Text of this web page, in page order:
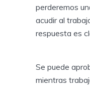
perderemos
acudir al
respuesta es
Se puede
mientras